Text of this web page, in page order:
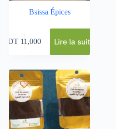
Bsissa Épices
DT 11,000 Lire la suite